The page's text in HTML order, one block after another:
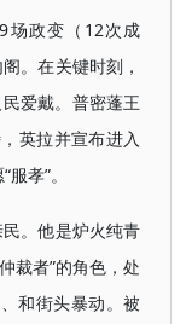
场政变（12次成
。在关键时刻，
爱戴。普密蓬王
英拉并宣布进入
孝”。
。他是炉火纯青
裁者”的角色，处
和街头暴动。被